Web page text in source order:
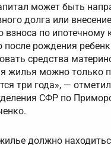
может быть
долга или внесение
взноса по ипотечному
после рождения
средства
жилья можно только
три года», —
СФР по
должно